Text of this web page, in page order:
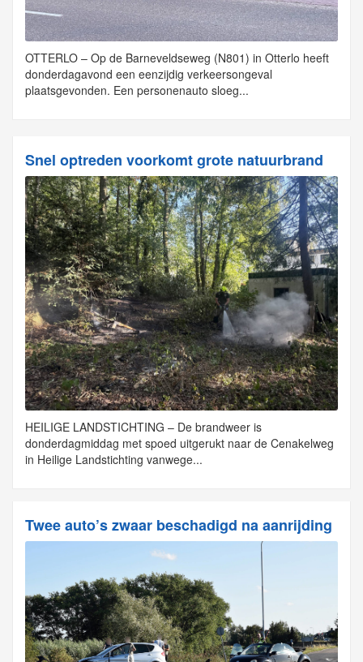
OTTERLO – Op de Barneveldseweg (N801) in Otterlo heeft
donderdagavond een eenzijdig verkeersongeval
plaatsgevonden. Een personenauto sloeg...
Snel optreden voorkomt grote natuurbrand
HEILIGE LANDSTICHTING – De brandweer is
donderdagmiddag met spoed uitgerukt naar de Cenakelweg
in Heilige Landstichting vanwege...
Twee auto’s zwaar beschadigd na aanrijding